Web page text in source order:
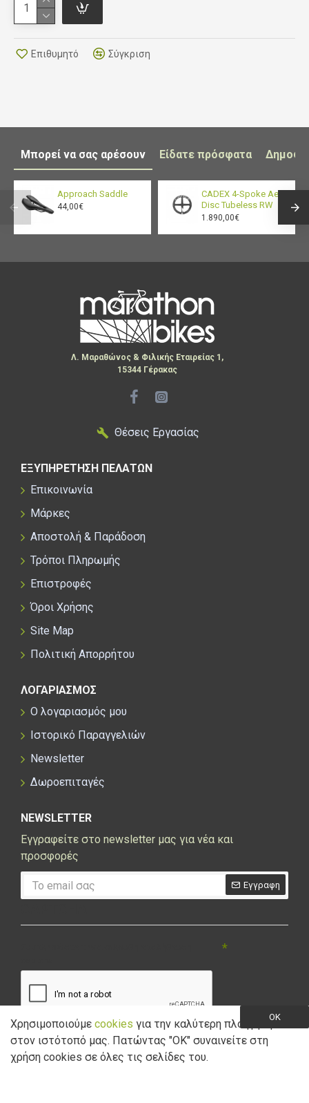
Επιθυμητό Σύγκριση
Μπορεί να σας αρέσουν Είδατε πρόσφατα
Approach Saddle
44,00€
CADEX 4-Spoke Aero
Disc Tubeless RW
1.890,00€
Λ. Μαραθώνος & Φιλικής Εταιρείας 1,
15344 Γέρακας
Θέσεις Εργασίας
ΕΞΥΠΗΡΕΤΗΣΗ ΠΕΛΑΤΩΝ
Επικοινωνία
Μάρκες
Αποστολή & Παράδοση
Τρόποι Πληρωμής
Επιστροφές
Όροι Χρήσης
Site Map
Πολιτική Απορρήτου
ΛΟΓΑΡΙΑΣΜΟΣ
Ο λογαριασμός μου
Ιστορικό Παραγγελιών
Newsletter
Δωροεπιταγές
NEWSLETTER
Εγγραφείτε στο newsletter μας για νέα και
προσφορές
Εγγραφη
Έχω διαβάσει και αποδέχομαι την Πολιτική Απορρήτου
OK
Χρησιμοποιούμε cookies για την καλύτερη πλοήγηση
στον ιστότοπό μας. Πατώντας "ΟK" συναινείτε στη
χρήση cookies σε όλες τις σελίδες του.